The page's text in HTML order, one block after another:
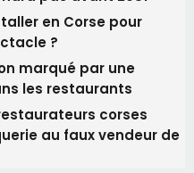
CNI et recevez par
et une sélection de